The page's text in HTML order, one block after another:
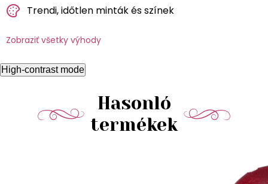
Trendi, időtlen minták és színek
Zobraziť všetky výhody
High-contrast mode
Hasonló
termékek